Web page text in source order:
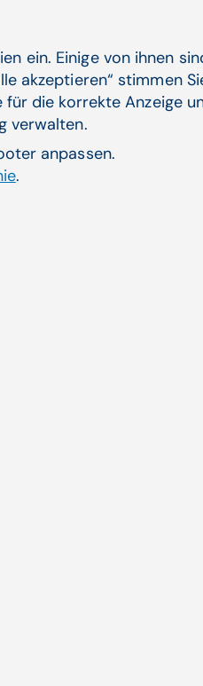
CGM Running Team
ein. Einige von ihnen
stimmen
die korrekte Anzeige
verwalten.
anpassen.
.